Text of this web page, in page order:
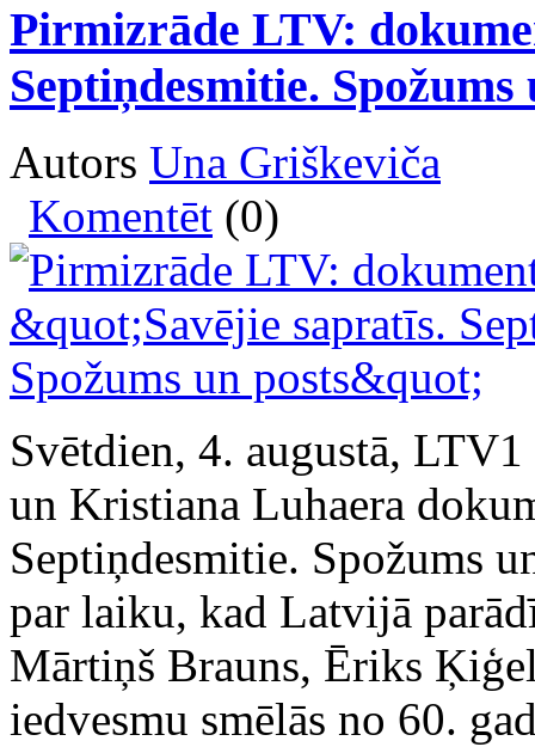
Pirmizrāde LTV:
Septiņdesmitie.
Autors Una Griškeviča
Komentēt (0)
Svētdien, 4. augustā,
un Kristiana Luhaera
Septiņdesmitie. Spožums
par laiku, kad Latvijā
Mārtiņš Brauns, Ēriks
iedvesmu smēlās no 60.